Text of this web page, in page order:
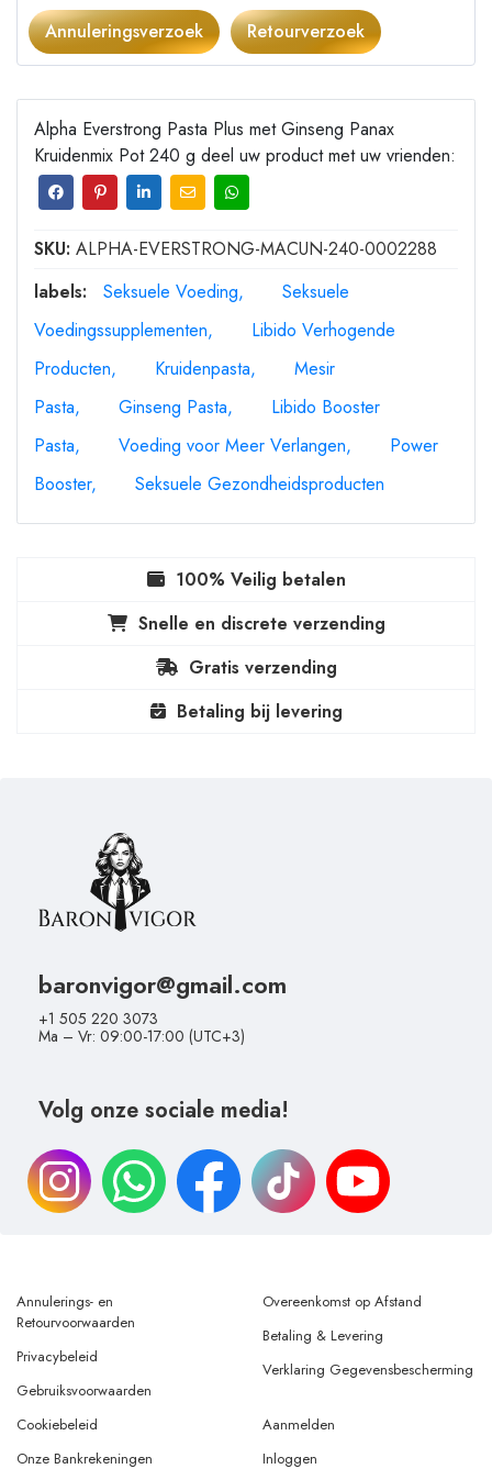
Annuleringsverzoek Retourverzoek
Alpha Everstrong Pasta Plus met Ginseng Panax
Kruidenmix Pot 240 g deel uw product met uw vrienden:
SKU: ALPHA-EVERSTRONG-MACUN-240-0002288
labels:
Seksuele Voeding
Seksuele
Voedingssupplementen
Libido Verhogende
Producten
Kruidenpasta
Mesir
Pasta
Ginseng Pasta
Libido Booster
Pasta
Voeding voor Meer Verlangen
Power
Booster
Seksuele Gezondheidsproducten
100% Veilig betalen
Snelle en discrete verzending
Gratis verzending
Betaling bij levering
baronvigor@gmail.com
+1 505 220 3073
Ma – Vr: 09:00-17:00 (UTC+3)
Volg onze sociale media!
Annulerings- en
Retourvoorwaarden
Privacybeleid
Gebruiksvoorwaarden
Overeenkomst op Afstand
Betaling & Levering
Verklaring Gegevensbescherming
Cookiebeleid
Onze Bankrekeningen
Aanmelden
Inloggen